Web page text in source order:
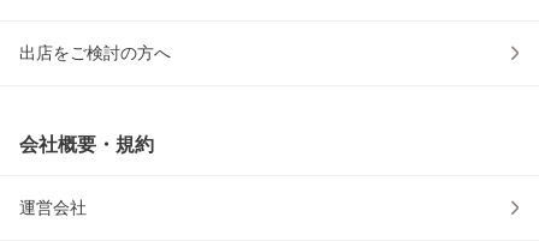
出店をご検討の方へ
会社概要・規約
運営会社